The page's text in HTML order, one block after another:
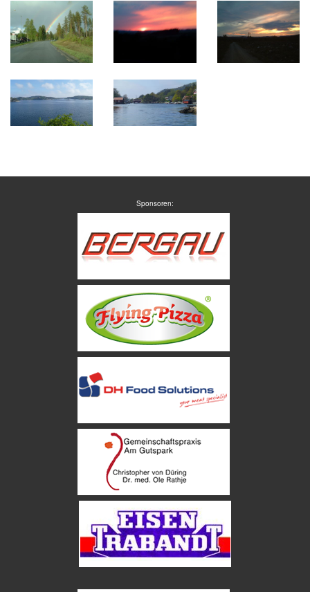
Sponsoren: